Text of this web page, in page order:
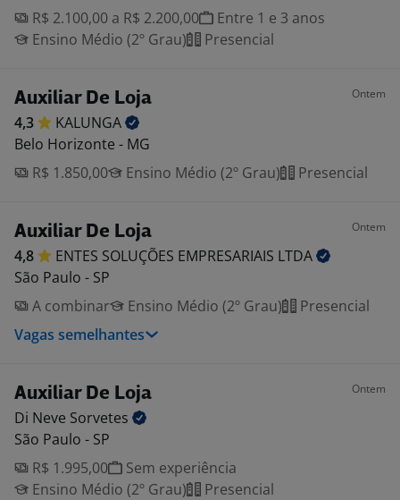
R$ 2.100,00 a R$ 2.200,00
Entre 1 e 3 anos
Ensino Médio (2º Grau)
Presencial
Auxiliar De Loja Ontem
4,3
KALUNGA
Belo Horizonte - MG
R$ 1.850,00
Ensino Médio (2º Grau) Presencial
Auxiliar De Loja Ontem
4,8 ENTES SOLUÇÕES EMPRESARIAIS LTDA
São Paulo - SP
A combinar
Ensino Médio (2º Grau)
Presencial
Vagas semelhantes
Auxiliar De Loja Ontem
Di Neve Sorvetes
São Paulo - SP
R$ 1.995,00
Sem experiência
Ensino Médio (2º Grau)
Presencial